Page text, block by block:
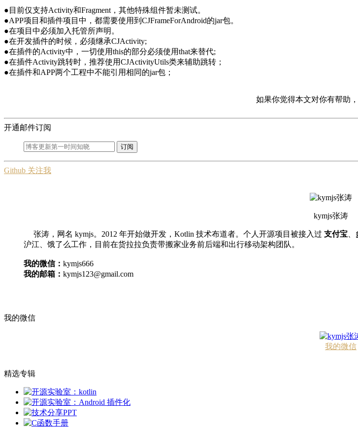
●目前仅支持Activity和Fragment，其他特殊组件暂未测试。
●APP项目和插件项目中，都需要使用到CJFrameForAndroid的jar包。
●在项目中必须加入托管所声明。
●在开发插件的时候，必须继承CJActivity;
●在插件的Activity中，一切使用this的部分必须使用that来替代;
●在插件Activity跳转时，推荐使用CJActivityUtils类来辅助跳转；
●在插件和APP两个工程中不能引用相同的jar包；
如果你觉得本文对你有帮助，
开通邮件订阅
订阅
Github 关注我
kymjs张涛
张涛，网名 kymjs。2012 年开始做开发，Kotlin 技术布道者。个人开源项目被接入过 支付宝
沪江、饿了么工作，目前在货拉拉负责带搬家业务前后端和出行移动架构团队。
我的微信： kymjs666
我的邮箱： kymjs123@gmail.com
我的微信
我的微信
精选专辑